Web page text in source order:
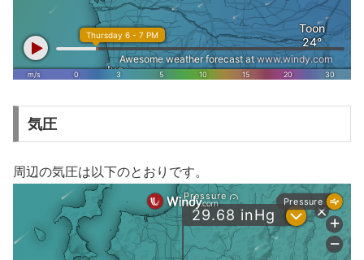
気圧
周辺の気圧は以下のとおりです。